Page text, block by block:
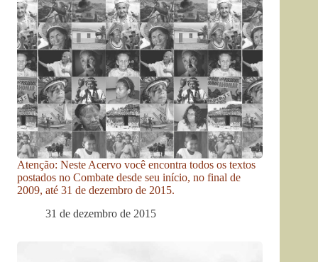
Atenção: Neste Acervo você encontra todos os textos
postados no Combate desde seu início, no final de
2009, até 31 de dezembro de 2015.
31 de dezembro de 2015